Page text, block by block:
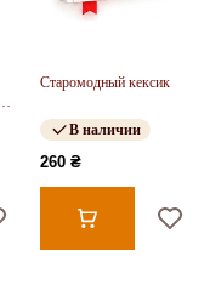
Старомодный кексик
В наличии
260 ₴